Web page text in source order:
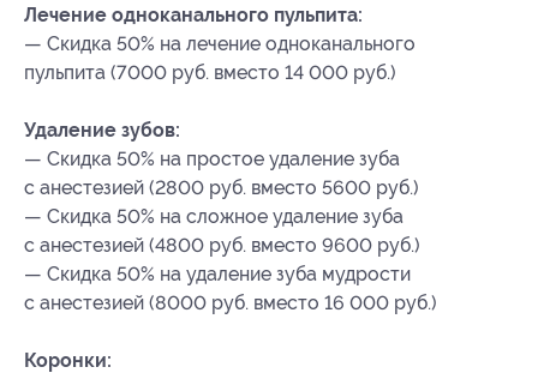
Лечение одноканального пульпита:
— Скидка 50% на лечение одноканального
пульпита (7000 руб. вместо 14 000 руб.)
Удаление зубов:
— Скидка 50% на простое удаление зуба
с анестезией (2800 руб. вместо 5600 руб.)
— Скидка 50% на сложное удаление зуба
с анестезией (4800 руб. вместо 9600 руб.)
— Скидка 50% на удаление зуба мудрости
с анестезией (8000 руб. вместо 16 000 руб.)
Коронки: